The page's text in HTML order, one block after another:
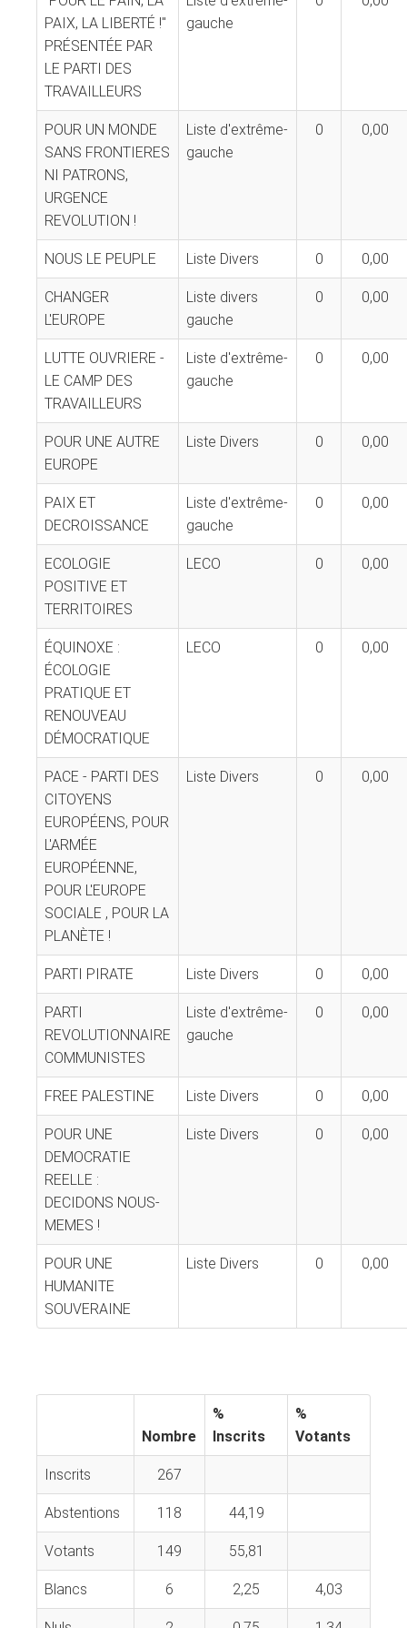
PAIX, LA LIBERTÉ !"
PRÉSENTÉE PAR
LE PARTI DES
TRAVAILLEURS
gauche
POUR UN MONDE
SANS FRONTIERES
NI PATRONS,
URGENCE
REVOLUTION !
Liste d'extrême-
gauche
0 0,00
NOUS LE PEUPLE Liste Divers 0 0,00
CHANGER
L'EUROPE
Liste divers
gauche
0 0,00
LUTTE OUVRIERE -
LE CAMP DES
TRAVAILLEURS
Liste d'extrême-
gauche
0 0,00
POUR UNE AUTRE
EUROPE
Liste Divers 0 0,00
PAIX ET
DECROISSANCE
Liste d'extrême-
gauche
0 0,00
ECOLOGIE
POSITIVE ET
TERRITOIRES
LECO 0 0,00
ÉQUINOXE :
ÉCOLOGIE
PRATIQUE ET
RENOUVEAU
DÉMOCRATIQUE
LECO 0 0,00
PACE - PARTI DES
CITOYENS
EUROPÉENS, POUR
L'ARMÉE
EUROPÉENNE,
POUR L'EUROPE
SOCIALE , POUR LA
PLANÈTE !
Liste Divers 0 0,00
PARTI PIRATE Liste Divers 0 0,00
PARTI
REVOLUTIONNAIRE
COMMUNISTES
Liste d'extrême-
gauche
0 0,00
FREE PALESTINE Liste Divers 0 0,00
POUR UNE
DEMOCRATIE
REELLE :
DECIDONS NOUS-
MEMES !
Liste Divers 0 0,00
POUR UNE
HUMANITE
SOUVERAINE
Liste Divers 0 0,00
Nombre
%
Inscrits
%
Votants
Inscrits 267
Abstentions 118 44,19
Votants 149 55,81
Blancs 6 2,25 4,03